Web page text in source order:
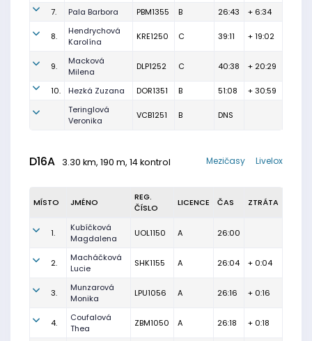
7. Pala Barbora PBM1355 B 26:43 + 6:34
8.
Hendrychová
Karolína
KRE1250 C 39:11 + 19:02
9.
Macková
Milena
DLP1252 C 40:38 + 20:29
10. Hezká Zuzana DOR1351 B 51:08
+ 30:59
Teringlová
Veronika
VCB1251 B DNS
D16A 3.30 km, 190 m, 14 kontrol Livelox
Mezičasy
MÍSTO JMÉNO
REG.
ČÍSLO
LICENCE ČAS ZTRÁTA
1.
Kubíčková
Magdalena
UOL1150 A 26:00
2.
Macháčková
Lucie
SHK1155 A 26:04 + 0:04
3.
Munzarová
Monika
LPU1056 A 26:16 + 0:16
4.
Coufalová
Thea
ZBM1050 A 26:18 + 0:18